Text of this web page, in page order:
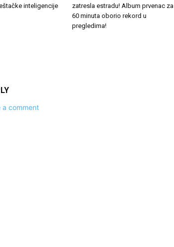
inteligencije
zatresla estradu! Album prvenac za
60 minuta oborio rekord u
pregledima!
a comment